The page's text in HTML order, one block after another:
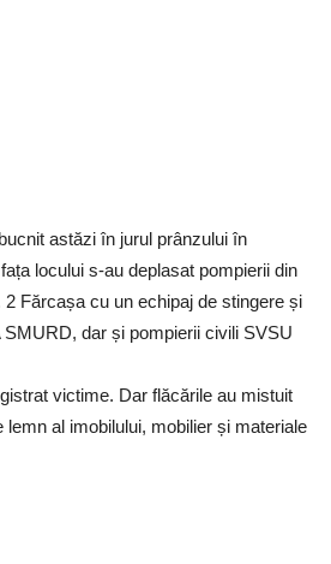
astăzi în jurul prânzului în
locului s-au deplasat pompierii din
Fărcașa cu un echipaj de stingere și
SMURD, dar și pompierii civili SVSU
victime. Dar flăcările au mistuit
lemn al imobilului, mobilier și materiale